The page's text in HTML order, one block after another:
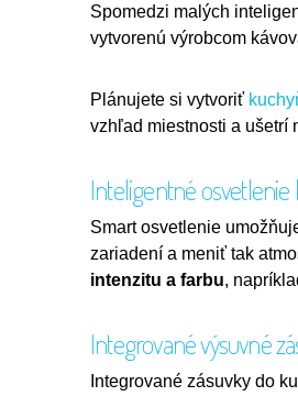
Spomedzi malých
vytvorenú výrobcom
Plánujete si vytvoriť
vzhľad miestnosti a ušetrí
Inteligentné
Smart osvetlenie
zariadení a meniť tak
intenzitu a farbu,
Integrované výsuvné
Integrované zásuvky do